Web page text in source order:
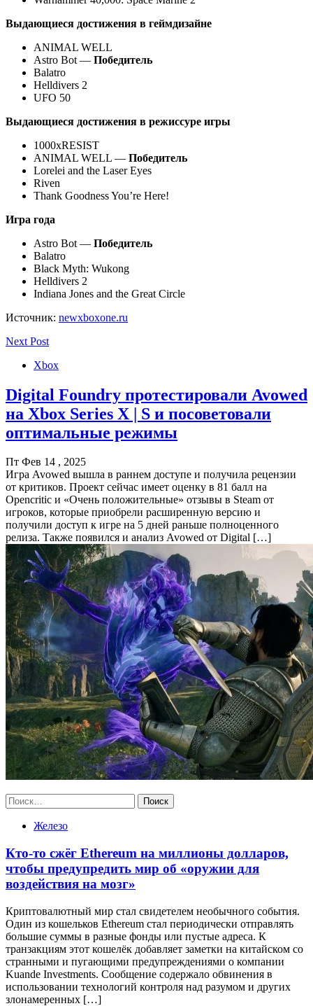
Выдающиеся достижения в геймдизайне
ANIMAL WELL
Astro Bot — Победитель
Balatro
Helldivers 2
UFO 50
Выдающиеся достижения в режиссуре игры
1000xRESIST
ANIMAL WELL — Победитель
Lorelei and the Laser Eyes
Riven
Thank Goodness You’re Here!
Игра года
Astro Bot — Победитель
Balatro
Black Myth: Wukong
Helldivers 2
Indiana Jones and the Great Circle
Источник: newxboxone.ru
Next Post
Xbox
Digital Foundry протестировали Avowed
на Xbox Series X | S и посоветовали
оптимальные режимы
Пт Фев 14 , 2025
Игра Avowed вышла в раннем доступе и получила рецензии
от критиков. Проект сейчас имеет оценку в 81 балл на
Opencritic и «Очень положительные» отзывы в Steam от
игроков, которые приобрели расширенную версию и
получили доступ к игре на 5 дней раньше полноценного
релиза. Также появился и анализ Avowed от Digital […]
Найти:
Железо
Кто-то сжёг Ethereum на миллионы долларов,
чтобы предупредить мир об «оружии для
воздействия на мозг»
Криптовалютный мир стал свидетелем необычного события.
Один из кошельков Ethereum стал периодически отправлять
большие суммы в разные фонды или пустые адреса. К
транзакциям этот кошелёк добавляет заметки на китайском со
странными и пугающими предупреждениями о компании
Kuande Investments. Сообщение содержало обвинения в
использовании технологий контроля над разумом и других
злонамеренных […]